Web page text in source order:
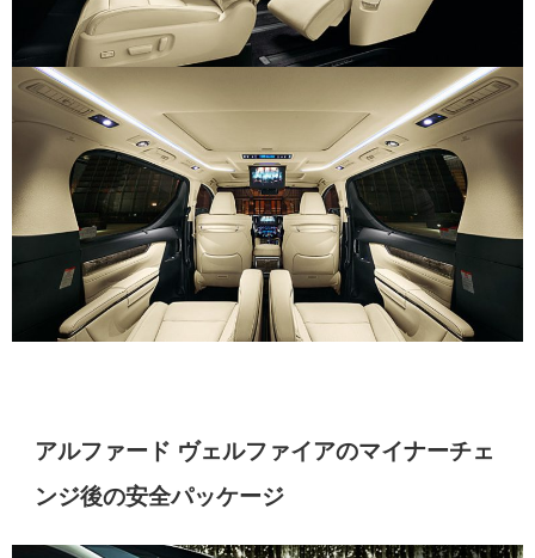
アルファード ヴェルファイアのマイナーチェ
ンジ後の安全パッケージ